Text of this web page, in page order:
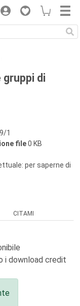
di
1
file0 KB
per saperne di
CITAMI
i download credit